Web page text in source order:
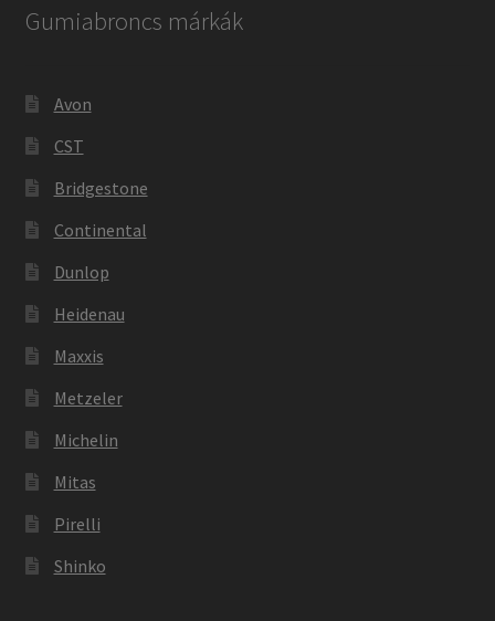
Gumiabroncs márkák
Avon
CST
Bridgestone
Continental
Dunlop
Heidenau
Maxxis
Metzeler
Michelin
Mitas
Pirelli
Shinko